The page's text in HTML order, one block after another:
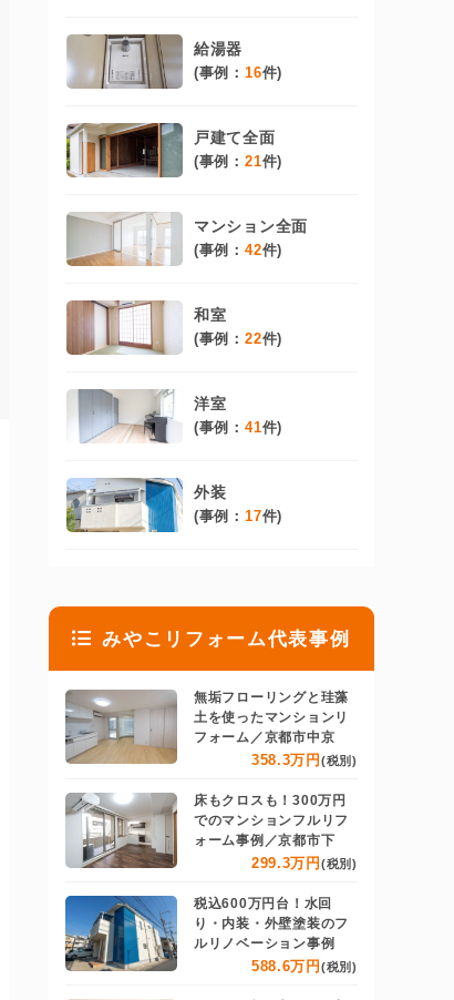
給湯器
(事例： 16件)
戸建て全面
(事例： 21件)
マンション全面
(事例： 42件)
和室
(事例： 22件)
洋室
(事例： 41件)
外装
(事例： 17件)
みやこリフォーム代表事例
無垢フローリングと珪藻
土を使ったマンションリ
フォーム／京都市中京
358.3万円 (税別)
床もクロスも！300万円
でのマンションフルリフ
ォーム事例／京都市下
299.3万円 (税別)
税込600万円台！水回
り・内装・外壁塗装のフ
ルリノベーション事例
588.6万円 (税別)